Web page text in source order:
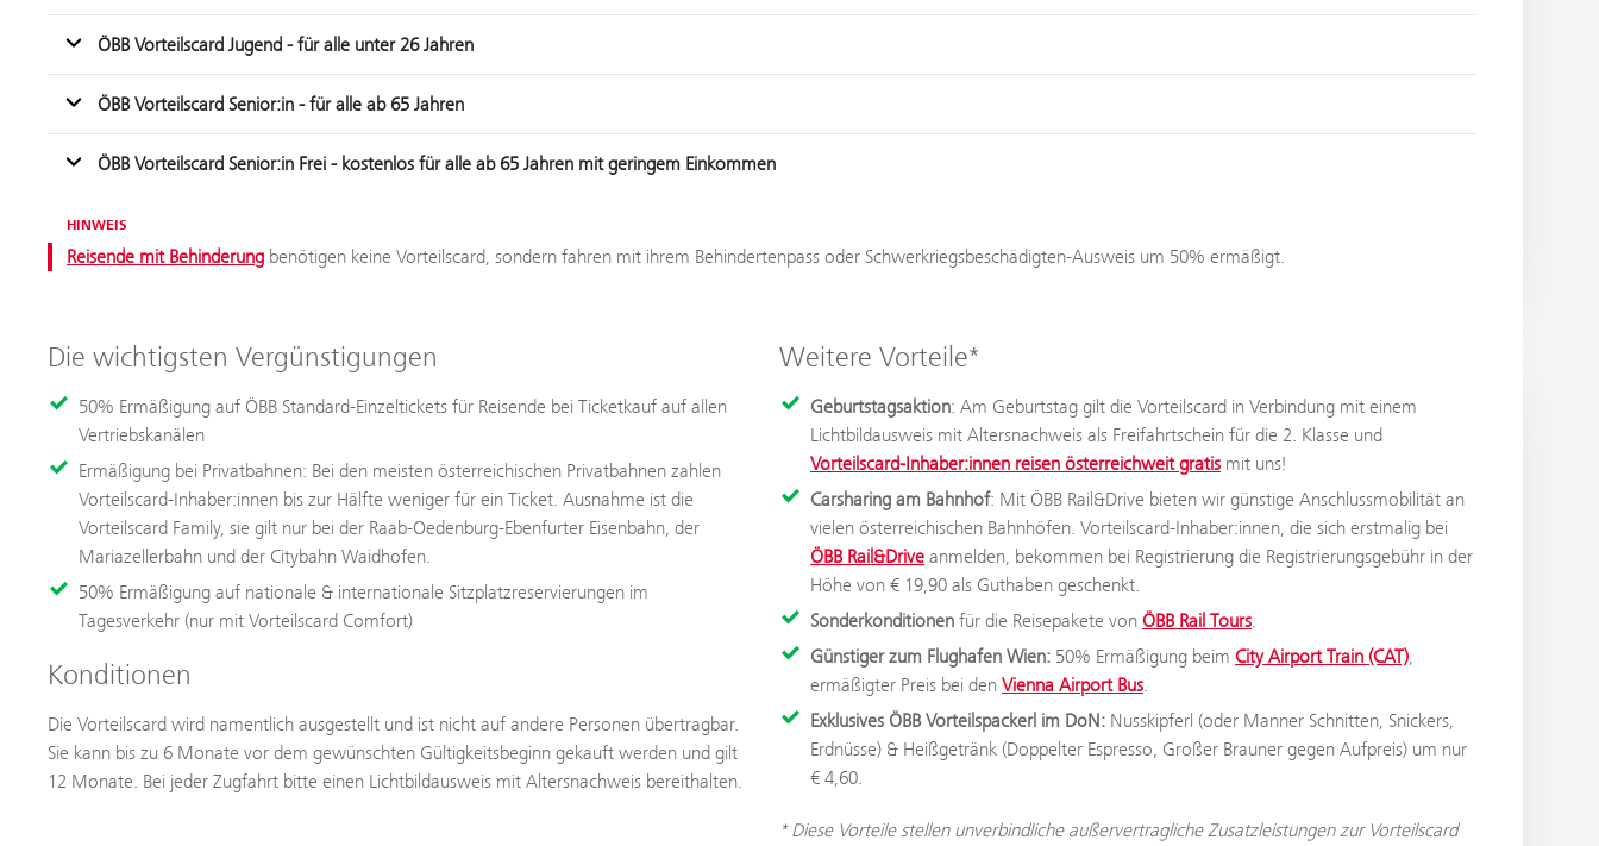
ÖBB Vorteilscard Jugend - für alle unter 26 Jahren
ÖBB Vorteilscard Senior:in - für alle ab 65 Jahren
ÖBB Vorteilscard Senior:in Frei - kostenlos für alle ab 65 Jahren mit geringem Einkommen
HINWEIS
Reisende mit Behinderung benötigen keine Vorteilscard, sondern fahren mit ihrem Behindertenpass oder Schwerkriegsbeschädigten-Ausweis um 50% ermäßigt.
Die wichtigsten Vergünstigungen
50% Ermäßigung auf ÖBB Standard-Einzeltickets für Reisende bei Ticketkauf auf allen
Vertriebskanälen
Ermäßigung bei Privatbahnen: Bei den meisten österreichischen Privatbahnen zahlen
Vorteilscard-Inhaber:innen bis zur Hälfte weniger für ein Ticket. Ausnahme ist die
Vorteilscard Family, sie gilt nur bei der Raab-Oedenburg-Ebenfurter Eisenbahn, der
Mariazellerbahn und der Citybahn Waidhofen.
50% Ermäßigung auf nationale & internationale Sitzplatzreservierungen im
Tagesverkehr (nur mit Vorteilscard Comfort)
Konditionen
Die Vorteilscard wird namentlich ausgestellt und ist nicht auf andere Personen übertragbar.
Sie kann bis zu 6 Monate vor dem gewünschten Gültigkeitsbeginn gekauft werden und gilt
12 Monate. Bei jeder Zugfahrt bitte einen Lichtbildausweis mit Altersnachweis bereithalten.
Weitere Vorteile*
Geburtstagsaktion: Am Geburtstag gilt die Vorteilscard in Verbindung mit einem
Lichtbildausweis mit Altersnachweis als Freifahrtschein für die 2. Klasse und
Vorteilscard-Inhaber:innen reisen österreichweit gratis mit uns!
Carsharing am Bahnhof: Mit ÖBB Rail&Drive bieten wir günstige Anschlussmobilität an
vielen österreichischen Bahnhöfen. Vorteilscard-Inhaber:innen, die sich erstmalig bei
ÖBB Rail&Drive anmelden, bekommen bei Registrierung die Registrierungsgebühr in der
Höhe von € 19,90 als Guthaben geschenkt.
Sonderkonditionen für die Reisepakete von ÖBB Rail Tours.
Günstiger zum Flughafen Wien: 50% Ermäßigung beim City Airport Train (CAT),
ermäßigter Preis bei den Vienna Airport Bus.
Exklusives ÖBB Vorteilspackerl im DoN: Nusskipferl (oder Manner Schnitten, Snickers,
Erdnüsse) & Heißgetränk (Doppelter Espresso, Großer Brauner gegen Aufpreis) um nur
€ 4,60.
* Diese Vorteile stellen unverbindliche außervertragliche Zusatzleistungen zur Vorteilscard